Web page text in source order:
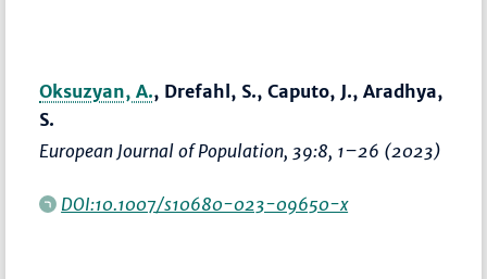
Oksuzyan, A., Drefahl, S., Caputo, J., Aradhya,
S.
European Journal of Population, 39:8, 1–26 (2023)
DOI:10.1007/s10680-023-09650-x